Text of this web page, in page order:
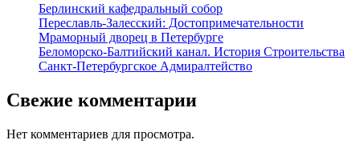
Берлинский кафедральный собор
Переславль-Залесский: Достопримечательности
Мраморный дворец в Петербурге
Беломорско-Балтийский канал. История Строительства
Санкт-Петербургское Адмиралтейство
Свежие комментарии
Нет комментариев для просмотра.